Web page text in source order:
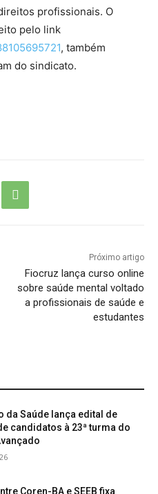
profissionais. O
pelo link
, também
do sindicato.
Próximo artigo
Fiocruz lança curso online
sobre saúde mental voltado
a profissionais de saúde e
estudantes
da Saúde lança edital de
candidatos à 23ª turma do
Coren-BA e SEEB fixa